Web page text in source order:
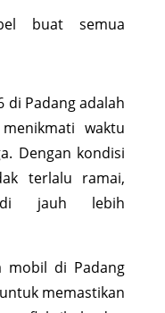
buat semua
di Padang adalah
waktu
Dengan kondisi
terlalu ramai,
jauh lebih
mobil di Padang
memastikan